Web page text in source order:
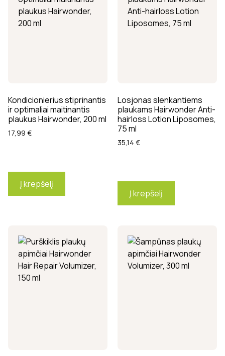
Kondicionierius stiprinantis
ir optimaliai maitinantis
plaukus Hairwonder, 200 ml
17,99 €
Į krepšelį
Losjonas slenkantiems
plaukams Hairwonder Anti-
hairloss Lotion Liposomes,
75 ml
35,14 €
Į krepšelį